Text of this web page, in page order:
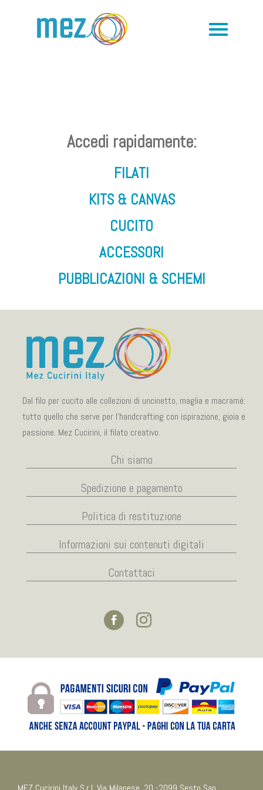
Accedi rapidamente:
FILATI
KITS & CANVAS
CUCITO
ACCESSORI
PUBBLICAZIONI & SCHEMI
Dal filo per cucito alle collezioni di uncinetto, maglia e macramé:
tutto quello che serve per l’handcrafting con ispirazione, gioia e
passione. Mez Cucirini, il filato creativo.
Chi siamo
Spedizione e pagamento
Politica di restituzione
Informazioni sui contenuti digitali
Contattaci